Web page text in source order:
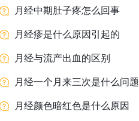
月经中期肚子疼怎么回事
月经疹是什么原因引起的
月经与流产出血的区别
月经一个月来三次是什么问题
月经颜色暗红色是什么原因